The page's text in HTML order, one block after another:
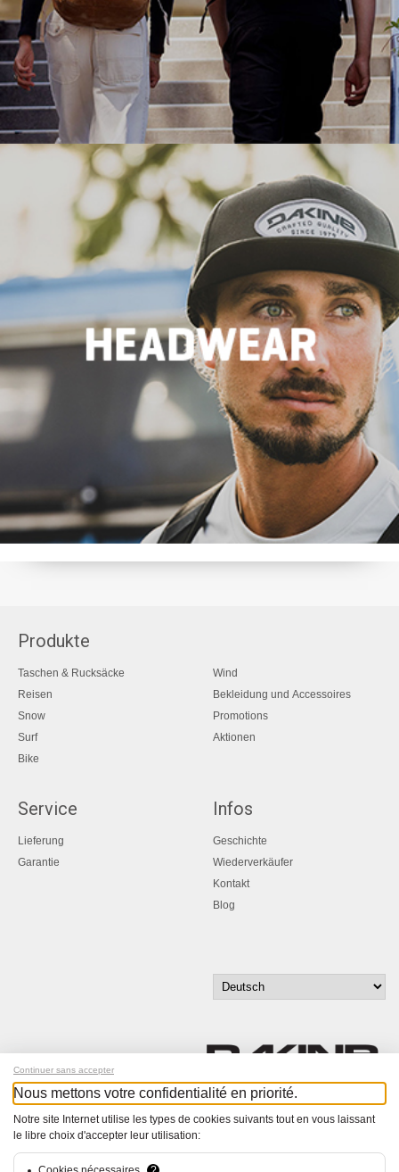
Produkte
Taschen & Rucksäcke
Reisen
Snow
Surf
Bike
Wind
Bekleidung und Accessoires
Promotions
Aktionen
Service
Lieferung
Garantie
Infos
Geschichte
Wiederverkäufer
Kontakt
Blog
© Bucher+Walt 2011-2026
Continuer sans accepter
Nous mettons votre confidentialité en priorité.
Notre site Internet utilise les types de cookies suivants tout en vous laissant
le libre choix d'accepter leur utilisation: